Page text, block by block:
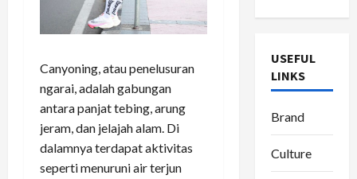
Canyoning, atau penelusuran
ngarai, adalah gabungan
antara panjat tebing, arung
jeram, dan jelajah alam. Di
dalamnya terdapat aktivitas
seperti menuruni air terjun
USEFUL
LINKS
Brand
Culture